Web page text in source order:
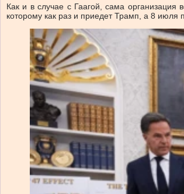
Как и в случае с Гаагой, сама организация
которому как раз и приедет Трамп, а 8 июля